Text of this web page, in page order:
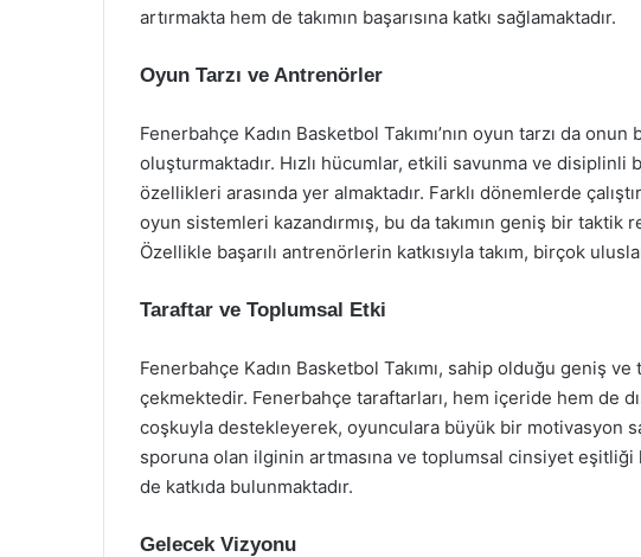
artırmakta hem de takımın başarısına katkı sağlamaktadır.
Oyun Tarzı ve Antrenörler
Fenerbahçe Kadın Basketbol Takımı’nın oyun tarzı da onun
oluşturmaktadır. Hızlı hücumlar, etkili savunma ve disiplinli
özellikleri arasında yer almaktadır. Farklı dönemlerde
oyun sistemleri kazandırmış, bu da takımın geniş bir taktik
Özellikle başarılı antrenörlerin katkısıyla takım, birçok
Taraftar ve Toplumsal Etki
Fenerbahçe Kadın Basketbol Takımı, sahip olduğu geniş
çekmektedir. Fenerbahçe taraftarları, hem içeride hem de
coşkuyla destekleyerek, oyunculara büyük bir motivasyon
sporuna olan ilginin artmasına ve toplumsal cinsiyet eşitliği
de katkıda bulunmaktadır.
Gelecek Vizyonu